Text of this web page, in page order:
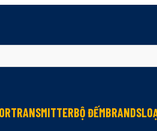
TRANSMITTERBỘ ĐẾMBRANDS